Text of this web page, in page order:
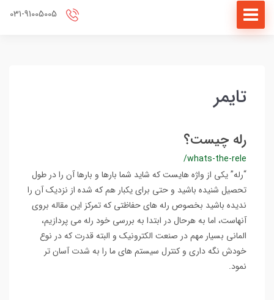
تایمر
رله چیست؟
/whats-the-rele
“رله” یکی از واژه هایست که شاید شما بارها و بارها آن را در طول
تحصیل شنیده باشید و حتی برای یکبار هم که شده از نزدیک آن را
ندیده باشید بخصوص رله های حفاظتی که تمرکز این مقاله بروی
آنهاست، اما به هرحال در ابتدا به بررسی خود رله می پردازیم،
المانی بسیار مهم در صنعت الکترونیک و البته قدرت که در نوع
خودش نگه داری و کنترل سیستم های ما را به شدت آسان تر
نمود.